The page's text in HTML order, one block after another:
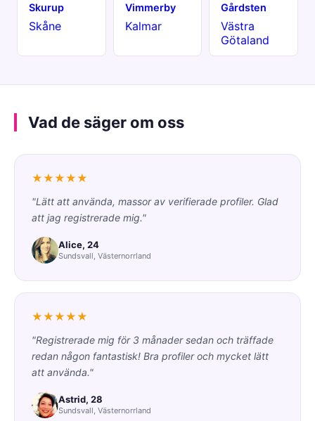
Skurup
Skåne
Vimmerby
Kalmar
Gårdsten
Västra
Götaland
Vad de säger om oss
★★★★★
"Lätt att använda, massor av verifierade profiler. Glad
att jag registrerade mig."
Alice, 24
Sundsvall, Västernorrland
★★★★★
"Registrerade mig för 3 månader sedan och träffade
redan någon fantastisk! Bra profiler och mycket lätt
att använda."
Astrid, 28
Sundsvall, Västernorrland